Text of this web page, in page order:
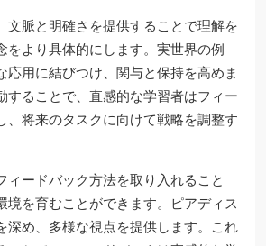
文脈と明確さを提供することで理解を
をより具体的にします。実世界の例
応用に結びつけ、関与と保持を高めま
することで、直感的な学習者はフィー
、将来のタスクに向けて戦略を調整す
ィードバック方法を取り入れること
境を育むことができます。ピアディス
深め、多様な視点を提供します。これ